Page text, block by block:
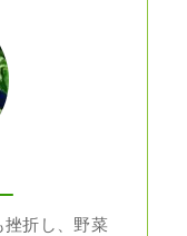
挫折し、野菜